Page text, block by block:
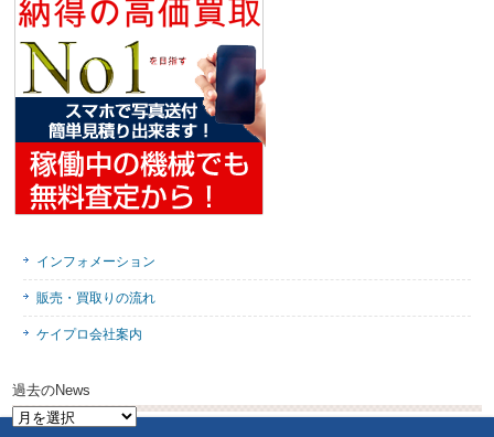
インフォメーション
販売・買取りの流れ
ケイプロ会社案内
過去のNews
過